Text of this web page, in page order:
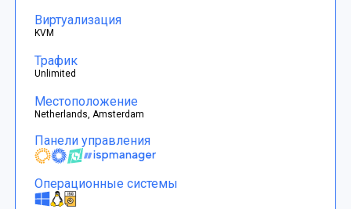
Виртуализация
KVM
Трафик
Unlimited
Местоположение
Netherlands, Amsterdam
Панели управления
Операционные системы